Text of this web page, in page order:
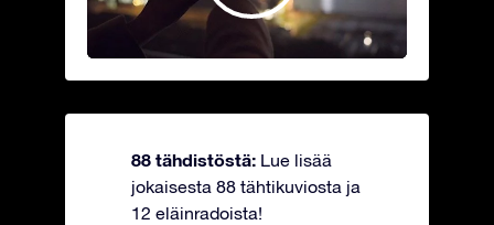
88 tähdistöstä: Lue lisää
jokaisesta 88 tähtikuviosta ja
12 eläinradoista!